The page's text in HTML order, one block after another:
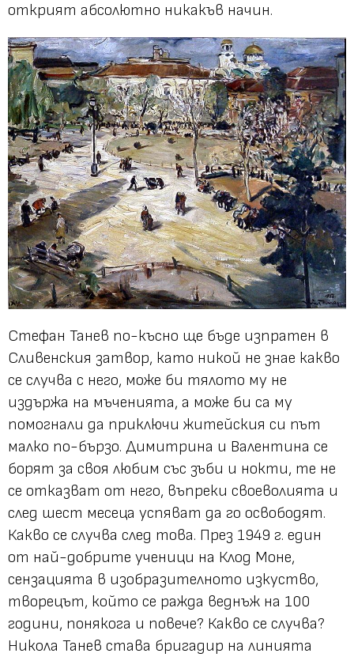
открият абсолютно никакъв начин.
Стефан Танев по-късно ще бъде изпратен в
Сливенския затвор, като никой не знае какво
се случва с него, може би тялото му не
издържа на мъченията, а може би са му
помогнали да приключи житейския си път
малко по-бързо. Димитрина и Валентина се
борят за своя любим със зъби и нокти, те не
се отказват от него, въпреки своеволията и
след шест месеца успяват да го освободят.
Какво се случва след това. През 1949 г. един
от най-добрите ученици на Клод Моне,
сензацията в изобразителното изкуство,
творецът, който се ражда веднъж на 100
години, понякога и повече? Какво се случва?
Никола Танев става бригадир на линията